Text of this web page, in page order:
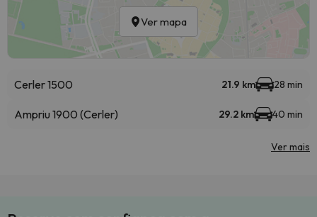
Ver mapa
Cerler 1500 21.9 km 28 min
Ampriu 1900 (Cerler) 29.2 km 40 min
Ver mais